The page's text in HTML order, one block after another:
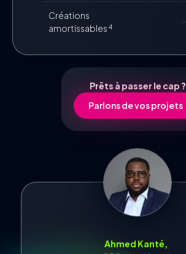
Créations
amortissables 4
Prêts à passer le cap ?
Parlons de vos projets
Ahmed Kanté,